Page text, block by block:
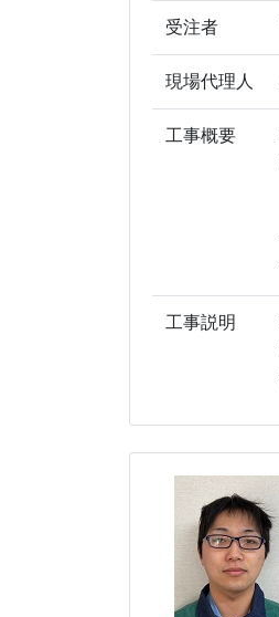
受注者
現場代理人
工事概要
工事説明